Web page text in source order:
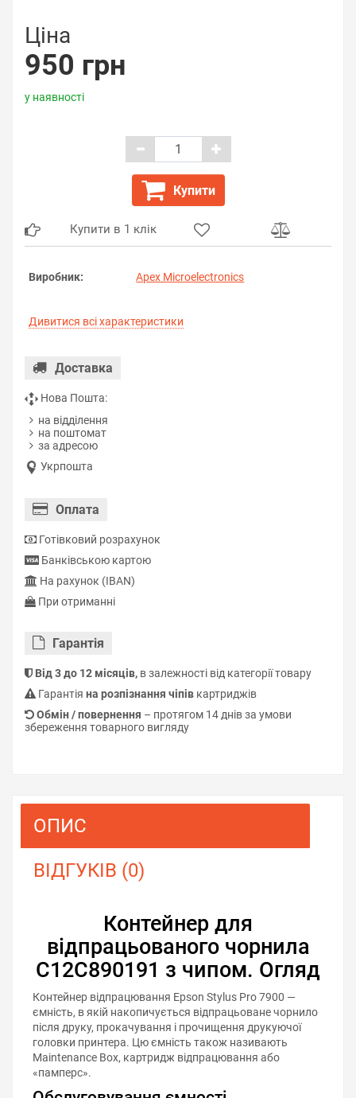
Ціна
950 грн
у наявності
Купити
Купити в 1 клік
Виробник: Apex Microelectronics
Дивитися всі характеристики
Доставка
Нова Пошта:
на відділення
на поштомат
за адресою
Укрпошта
Оплата
Готівковий розрахунок
Банківською картою
На рахунок (IBAN)
При отриманні
Гарантiя
Від 3 до 12 місяців, в залежності від категорії товару
Гарантія на розпізнання чіпів картриджів
Обмін / повернення – протягом 14 днів за умови
збереження товарного вигляду
ОПИС
ВІДГУКІВ (0)
Контейнер для
відпрацьованого чорнила
C12C890191 з чипом. Огляд
Контейнер відпрацювання Epson Stylus Pro 7900 —
ємність, в якій накопичується відпрацьоване чорнило
після друку, прокачування і прочищення друкуючої
головки принтера. Цю ємність також називають
Maintenance Box, картридж відпрацювання або
«памперс».